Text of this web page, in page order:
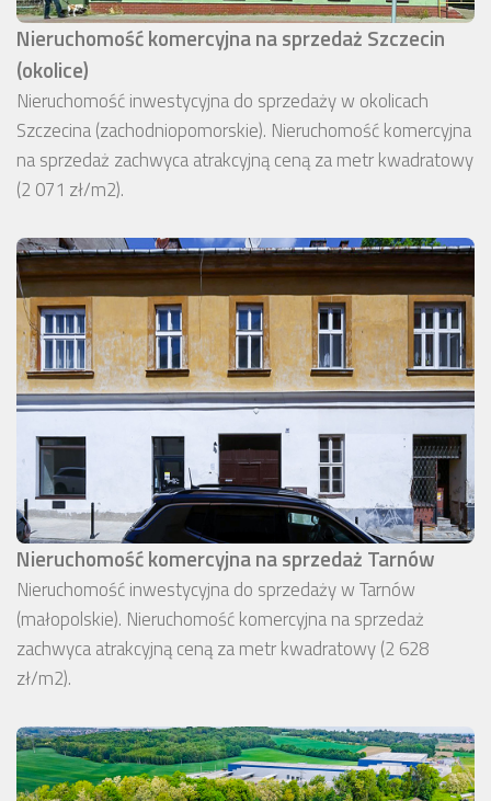
Nieruchomość komercyjna na sprzedaż Szczecin
(okolice)
Nieruchomość inwestycyjna do sprzedaży w okolicach
Szczecina (zachodniopomorskie). Nieruchomość komercyjna
na sprzedaż zachwyca atrakcyjną ceną za metr kwadratowy
(2 071 zł/m2).
Nieruchomość komercyjna na sprzedaż Tarnów
Nieruchomość inwestycyjna do sprzedaży w Tarnów
(małopolskie). Nieruchomość komercyjna na sprzedaż
zachwyca atrakcyjną ceną za metr kwadratowy (2 628
zł/m2).